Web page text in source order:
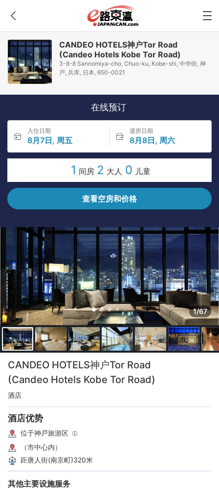
CANDEO HOTELS神户Tor Road
(Candeo Hotels Kobe Tor Road)
3-8-8 Sannomiya-cho, Chuo-ku, Kobe-shi, 中华街, 神
戸, 兵库, 日本, 650-0021
在线预订
入住日期
8月7日, 周五
退房日期
8月8日, 周六
1 间房 2 大人 0 儿童
查看空房和价格
1/67
CANDEO HOTELS神户Tor Road
(Candeo Hotels Kobe Tor Road)
酒店
酒店优势
位于神戸旅游区
（市中心内）
距唐人街(南京町)320米
其他主要设施服务